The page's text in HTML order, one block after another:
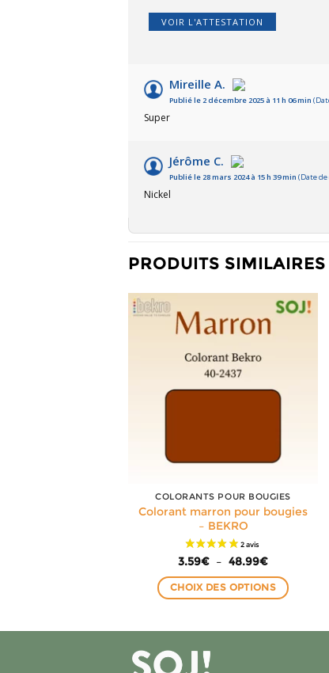
VOIR L'ATTESTATION
Mireille A.
Publié le 2 décembre 2025 à 11 h 06 min
Super
Jérôme C.
Publié le 28 mars 2024 à 15 h 39 min (Date de
Nickel
PRODUITS SIMILAIRES
COLORANTS POUR BOUGIES
Colorant marron pour bougies
– BEKRO
3.59€ – 48.99€Plage
prix :
3.59€
CHOIX DES OPTIONS